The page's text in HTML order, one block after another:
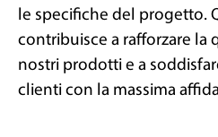
le specifiche del progetto.
contribuisce a rafforzare la
nostri prodotti e a
clienti con la massima